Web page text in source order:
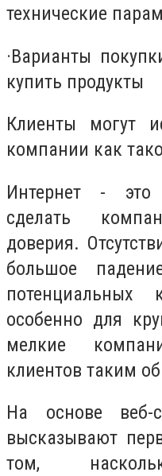
технические
·Варианты
купить продукты
Клиенты могут
компании как
Интернет - это
сделать
доверия.
большое
потенциальных
особенно для
мелкие
клиентов таким
На основе веб-
высказывают
том,